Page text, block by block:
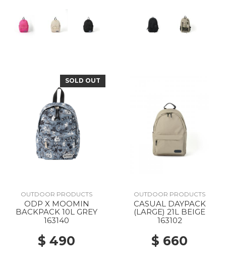
SOLD OUT
OUTDOOR PRODUCTS
ODP X MOOMIN
BACKPACK 10L GREY
163140
$ 490
OUTDOOR PRODUCTS
CASUAL DAYPACK
(LARGE) 21L BEIGE
163102
$ 660